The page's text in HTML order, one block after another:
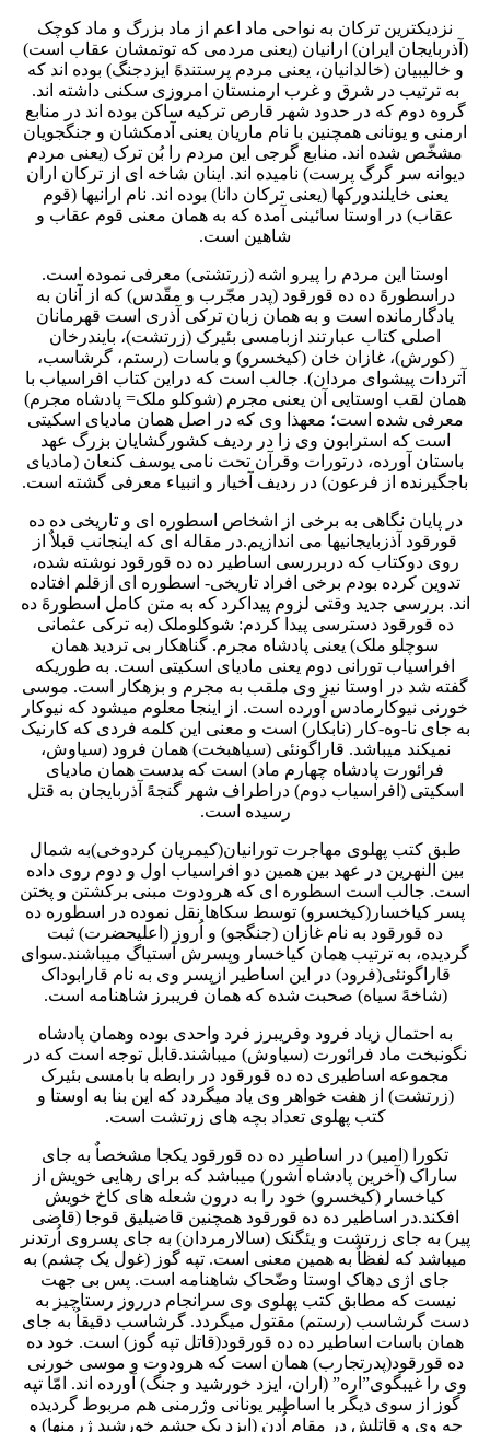
نزدیکترین ترکان به نواحی ماد اعم از ماد بزرگ و ماد کوچک
(آذربایجان ایران) ارانیان (یعنی مردمی که توتمشان عقاب است)
و خالیبیان (خالدانیان، یعنی مردم پرستندهً ایزدجنگ) بوده اند که
به ترتیب در شرق و غرب ارمنستان امروزی سکنی داشته اند.
گروه دوم که در حدود شهر قارص ترکیه ساکن بوده اند در منابع
ارمنی و یونانی همچنین با نام ماریان یعنی آدمکشان و جنگجویان
مشخّص شده اند. منابع گرجی این مردم را بُن ترک (یعنی مردم
دیوانه سر گرگ پرست) نامیده اند. اینان شاخه ای از ترکان اران
یعنی خایلندورکها (یعنی ترکان دانا) بوده اند. نام ارانیها (قوم
عقاب) در اوستا سائینی آمده که به همان معنی قوم عقاب و
شاهین است.
اوستا این مردم را پیرو اشه (زرتشتی) معرفی نموده است.
دراسطورهً ده ده قورقود (پدر مجّرب و مقّدس) که از آنان به
یادگارمانده است و به همان زبان ترکی آذری است قهرمانان
اصلی کتاب عبارتند ازبامسی بئیرک (زرتشت)، بایندرخان
(کورش)، غازان خان (کیخسرو) و باسات (رستم، گرشاسب،
آتردات پیشوای مردان). جالب است که دراین کتاب افراسیاب با
همان لقب اوستایی آن یعنی مجرم (شوکلو ملک= پادشاه مجرم)
معرفی شده است؛ معهذا وی که در اصل همان مادیای اسکیتی
است که استرابون وی زا در ردیف کشورگشایان بزرگ عهد
باستان آورده، درتورات وقرآن تحت نامی یوسف کنعان (مادیای
باجگیرنده از فرعون) در ردیف آخیار و انبیاء معرفی گشته است.
در پایان نگاهی به برخی از اشخاص اسطوره ای و تاریخی ده ده
قورقود آذزبایجانیها می اندازیم.در مقاله ای که اینجانب قبلاٌ از
روی دوکتاب که دربررسی اساطیر ده ده قورقود نوشته شده،
تدوین کرده بودم برخی افراد تاریخی- اسطوره ای ازقلم افتاده
اند. بررسی جدید وقتی لزوم پیداکرد که به متن کامل اسطورهً ده
ده قورقود دسترسی پیدا کردم: شوکلوملک (به ترکی عثمانی
سوچلو ملک) یعنی پادشاه مجرم. گناهکار بی تردید همان
افراسیاب تورانی دوم یعنی مادیای اسکیتی است. به طوریکه
گفته شد در اوستا نیز وی ملقب به مجرم و بزهکار است. موسی
خورنی نیوکارمادس آورده است. از اینجا معلوم میشود که نیوکار
به جای نا-وه-کار (نابکار) است و معنی این کلمه فردی که کارنیک
نمیکند میباشد. قاراگونئی (سیاهبخت) همان فرود (سیاوش،
فرائورت پادشاه چهارم ماد) است که بدست همان مادیای
اسکیتی (افراسیاب دوم) دراطراف شهر گنجهً آذربایجان به قتل
رسیده است.
طبق کتب پهلوی مهاجرت تورانیان(کیمریان کردوخی)به شمال
بین النهرین در عهد بین همین دو افراسیاب اول و دوم روی داده
است. جالب است اسطوره ای که هرودوت مبنی برکشتن و پختن
پسر کیاخسار(کیخسرو) توسط سکاها نقل نموده در اسطوره ده
ده قورقود به نام غازان (جنگجو) و اُروز (اعلیحضرت) ثبت
گردیده، به ترتیب همان کیاخسار وپسرش آستیاگ میباشند.سوای
قاراگونئی(فرود) در این اساطیر ازپسر وی به نام قارابوداک
(شاخهً سیاه) صحبت شده که همان فریبرز شاهنامه است.
به احتمال زیاد فرود وفریبرز فرد واحدی بوده وهمان پادشاه
نگونبخت ماد فرائورت (سیاوش) میباشند.قابل توجه است که در
مجموعه اساطیری ده ده قورقود در رابطه با بامسی بئیرک
(زرتشت) از هفت خواهر وی یاد میگردد که این بنا به اوستا و
کتب پهلوی تعداد بچه های زرتشت است.
تکورا (امیر) در اساطیر ده ده قورقود یکجا مشخصاٌ به جای
ساراک (آخرین پادشاه آشور) میباشد که برای رهایی خویش از
کیاخسار (کیخسرو) خود را به درون شعله های کاخ خویش
افکند.در اساطیر ده ده قورقود همچنین قاضیلیق قوجا (قاضی
پیر) به جای زرتشت و یئگنک (سالارمردان) به جای پسروی اُرتدنر
میباشد که لفظاٌ به همین معنی است. تپه گوز (غول یک چشم) به
جای اژی دهاک اوستا وضّحاک شاهنامه است. پس بی جهت
نیست که مطابق کتب پهلوی وی سرانجام درروز رستاچیز به
دست گرشاسب (رستم) مقتول میگردد. گرشاسب دقیقاُ به جای
همان باسات اساطیر ده ده قورقود(قاتل تپه گوز) است. خود ده
ده قورقود(پدرتجارب) همان است که هرودوت و موسی خورنی
وی را غیبگوی”اره” (اران، ایزد خورشید و جنگ) آورده اند. امّا تپه
گوز از سوی دیگر با اساطیر یونانی وژرمنی هم مربوط گردیده
چه وی و قاتلش در مقام اُدن (ایزد یک چشم خورشید ژرمنها) و